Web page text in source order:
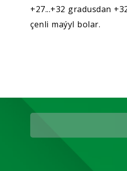
+27...+32 gradusdan
çenli maýyl bolar.